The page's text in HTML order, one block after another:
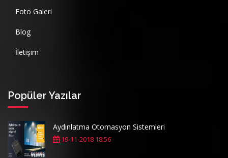
Foto Galeri
Blog
İletişim
Popüler Yazılar
Aydınlatma Otomasyon Sistemleri
19-11-2018 18:56